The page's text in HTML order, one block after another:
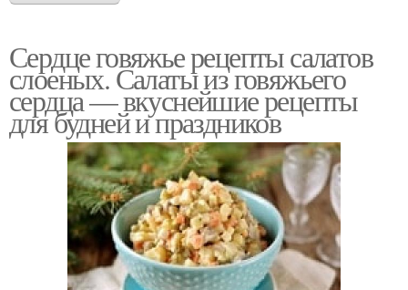
Сердце говяжье рецепты салатов
слоеных. Салаты из говяжьего
сердца — вкуснейшие рецепты
для будней и праздников